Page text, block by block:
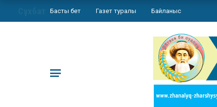
Басты бет Газет туралы Байланыс